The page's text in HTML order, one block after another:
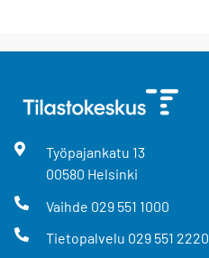
Työpajankatu 13
00580 Helsinki
Vaihde 029 551 1000
Tietopalvelu 029 551 2220